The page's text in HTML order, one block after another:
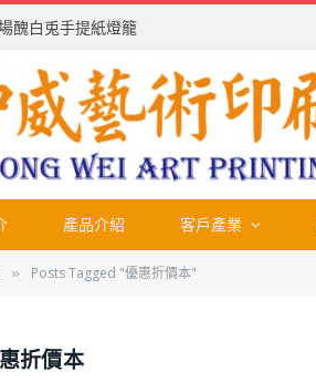
醜白兎手提紙燈籠
產品介紹 客戶產業
» Posts Tagged "優惠折價本"
折價本